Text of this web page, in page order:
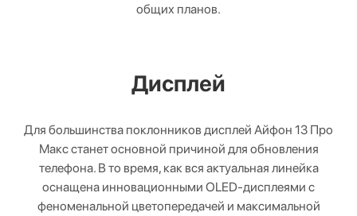
общих планов.
Дисплей
Для большинства поклонников дисплей Айфон 13 Про
Макс станет основной причиной для обновления
телефона. В то время, как вся актуальная линейка
оснащена инновационными OLED-дисплеями с
феноменальной цветопередачей и максимальной